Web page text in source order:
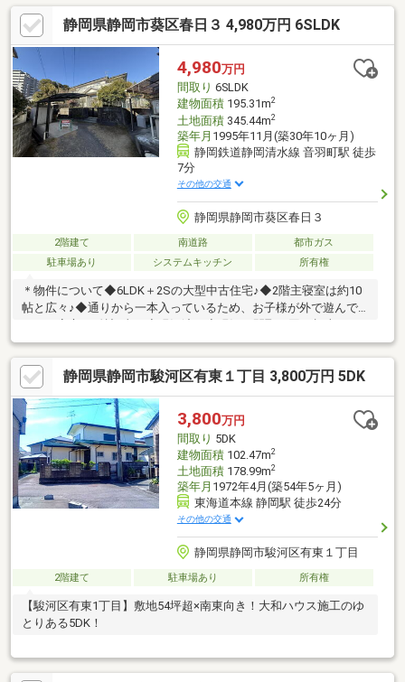
のある雰囲気を楽しみながら、ご自身のライフスタイルに合わせ
た住まいづくりをご検討いただけます。庭や物置が備わってお
り、ガーデニングや家庭菜園、アウトドア用品や季節用品の収納
など、多目的に活用できるのも戸建ならではの魅力です。静岡駅
徒歩圏という利便性を備えながら、落ち着いた住環境でゆったり
と暮らしたい方におすすめの物件です。ぜひ現地にて建物の雰囲
気や状態をご確認く
静岡県静岡市葵区春日３ 4,980万円 6SLDK
4,980万円
間取り 6SLDK
建物面積195.31m2
土地面積345.44m2
築年月 1995年11月(築30年10ヶ月)
静岡鉄道静岡清水線 音羽町駅 徒歩
7分
その他の交通
静岡県静岡市葵区春日３
2階建て 南道路
都市ガス
駐車場あり
システムキッチン 所有権
＊物件について◆6LDK＋2Sの大型中古住宅♪◆2階主寝室は約10
帖と広々♪◆通りから一本入っているため、お子様が外で遊んで
場合は現況優先◆土砂災害計画区域内＊気になった方や後でゆっ
くり見返したいなという方は、【お気に入りに追加】ボタンを押
してください♪＊詳細を聞きたい方、購入はまだだけど話だけでも
聞いてみたいという方は、【資料請求(無料)】・【お問合せ】・
【054-264-0511】お好きなところからお問合せください♪お問合
せ、心よりお待ちしております♪
静岡県静岡市駿河区有東１丁目 3,800万円 5DK
3,800万円
間取り 5DK
建物面積102.47m2
土地面積178.99m2
築年月 1972年4月(築54年5ヶ月)
東海道本線 静岡駅 徒歩24分
その他の交通
静岡県静岡市駿河区有東１丁目
2階建て 駐車場あり 所有権
【駿河区有東1丁目】敷地54坪超×南東向き！大和ハウス施工のゆ
とりある5DK！